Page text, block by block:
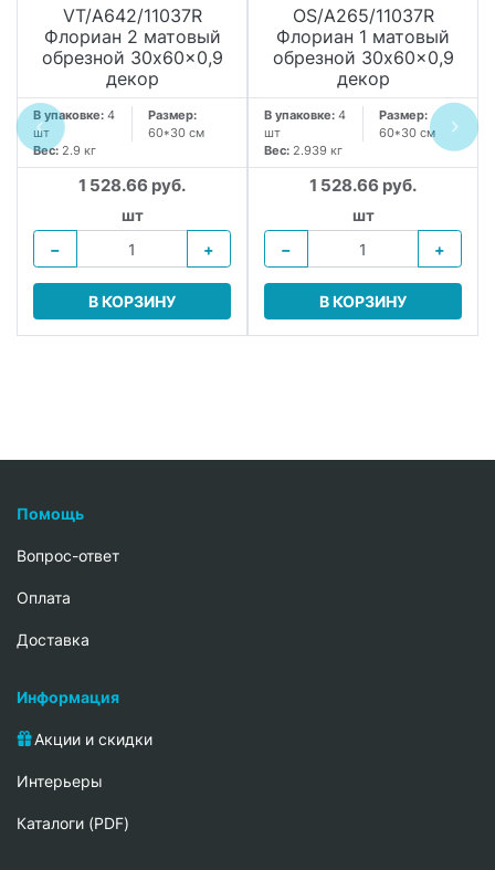
VT/A642/11037R
Флориан 2 матовый
обрезной 30x60x0,9
декор
В упаковке: 4
шт
Размер:
60*30 см
Вес: 2.9 кг
1 528.66 руб.
шт
−
+
В КОРЗИНУ
OS/A265/11037R
Флориан 1 матовый
обрезной 30x60x0,9
декор
В упаковке: 4
шт
Размер:
60*30 см
Вес: 2.939 кг
1 528.66 руб.
шт
−
+
В КОРЗИНУ
Помощь
Вопрос-ответ
Oплата
Доставка
Информация
Акции и скидки
Интерьеры
Каталоги (PDF)